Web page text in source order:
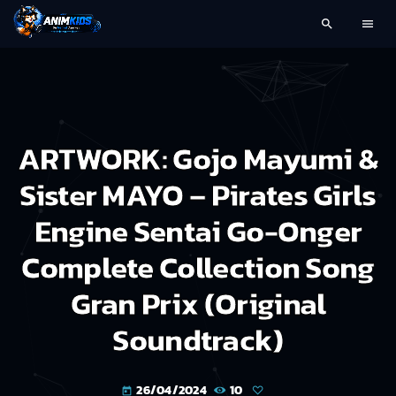
search menu
ARTWORK: Gojo Mayumi &
Sister MAYO – Pirates Girls
Engine Sentai Go-Onger
Complete Collection Song
Gran Prix (Original
Soundtrack)
today 26/04/2024 10